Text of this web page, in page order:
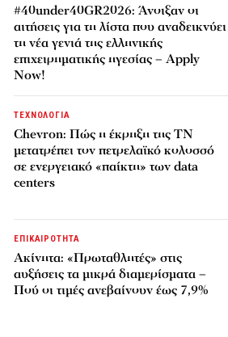
#40under40GR2026: Άνοιξαν οι
αιτήσεις για τη λίστα που αναδεικνύει
τη νέα γενιά της ελληνικής
επιχειρηματικής ηγεσίας – Apply
Now!
ΤΕΧΝΟΛΟΓΙΑ
Chevron: Πώς η έκρηξη της ΤΝ
μετατρέπει τον πετρελαϊκό κολοσσό
σε ενεργειακό «παίκτη» των data
centers
ΕΠΙΚΑΙΡΟΤΗΤΑ
Ακίνητα: «Πρωταθλητές» στις
αυξήσεις τα μικρά διαμερίσματα –
Πού οι τιμές ανεβαίνουν έως 7,9%